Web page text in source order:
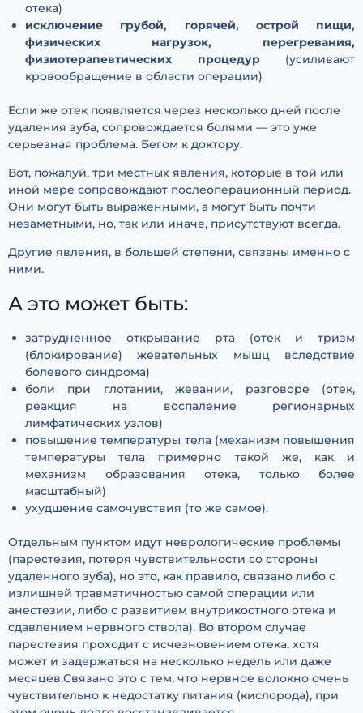
отека)
исключение грубой, горячей, острой пищи,
физических нагрузок, перегревания,
физиотерапевтических процедур(усиливают
кровообращение в области операции)
Если же отек появляется через несколько дней после
удаления зуба, сопровождается болями — это уже
серьезная проблема. Бегом к доктору.
Вот, пожалуй, три местных явления, которые в той или
иной мере сопровождают послеоперационный период.
Они могут быть выраженными, а могут быть почти
незаметными, но, так или иначе, присутствуют всегда.
Другие явления, в большей степени, связаны именно с
ними.
А это может быть:
затрудненное открывание рта (отек и тризм
(блокирование) жевательных мышц вследствие
болевого синдрома)
боли при глотании, жевании, разговоре (отек,
реакция на воспаление регионарных
лимфатических узлов)
повышение температуры тела (механизм повышения
температуры тела примерно такой же, как и
механизм образования отека, только более
масштабный)
ухудшение самочувствия (то же самое).
Отдельным пунктом идут неврологические проблемы
(парестезия, потеря чувствительности со стороны
удаленного зуба), но это, как правило, связано либо с
излишней травматичностью самой операции или
анестезии, либо с развитием внутрикостного отека и
сдавлением нервного ствола). Во втором случае
парестезия проходит с исчезновением отека, хотя
может и задержаться на несколько недель или даже
месяцев.Связано это с тем, что нервное волокно очень
чувствительно к недостатку питания (кислорода), при